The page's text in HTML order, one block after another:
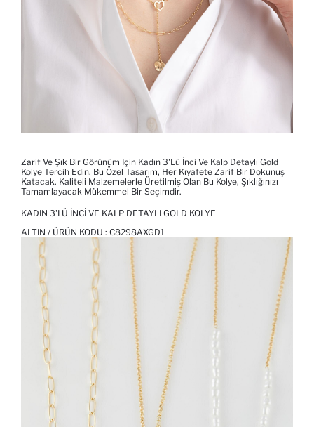
Zarif Ve Şık Bir Görünüm Için Kadın 3'lü İnci Ve Kalp Detaylı Gold
Kolye Tercih Edin. Bu Özel Tasarım, Her Kıyafete Zarif Bir Dokunuş
Katacak. Kaliteli Malzemelerle Üretilmiş Olan Bu Kolye, Şıklığınızı
Tamamlayacak Mükemmel Bir Seçimdir.
KADIN 3'LÜ İNCI VE KALP DETAYLI GOLD KOLYE
ALTIN / ÜRÜN KODU : C8298AXGD1